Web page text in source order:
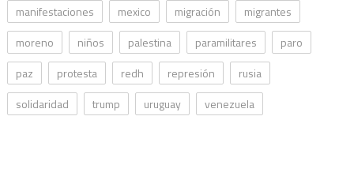
manifestaciones
mexico migración
migrantes
moreno
niños palestina paramilitares
paro
paz
protesta redh represión
rusia
solidaridad
trump uruguay venezuela